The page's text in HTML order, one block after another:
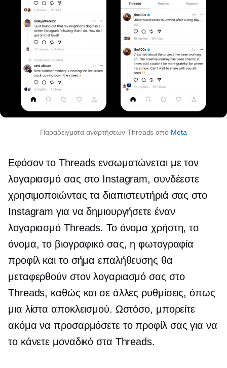
Παραδείγματα αναρτήσεων Threads από Meta
Εφόσον το Threads ενσωματώνεται με τον
λογαριασμό σας στο Instagram, συνδέεστε
χρησιμοποιώντας τα διαπιστευτήριά σας στο
Instagram για να δημιουργήσετε έναν
λογαριασμό Threads. Το όνομα χρήστη, το
όνομα, το βιογραφικό σας, η φωτογραφία
προφίλ και το σήμα επαλήθευσης θα
μεταφερθούν στον λογαριασμό σας στο
Threads, καθώς και σε άλλες ρυθμίσεις, όπως
μια λίστα αποκλεισμού. Ωστόσο, μπορείτε
ακόμα να προσαρμόσετε το προφίλ σας για να
το κάνετε μοναδικό στα Threads.